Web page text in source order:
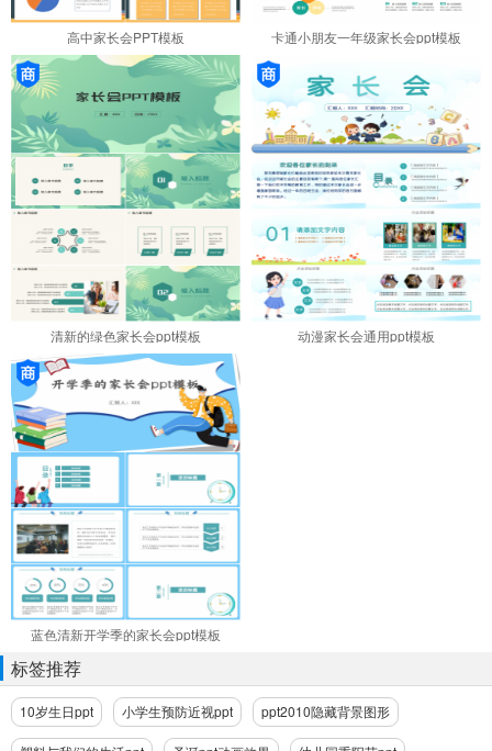
高中家长会PPT模板 卡通小朋友一年级家长会ppt模板
清新的绿色家长会ppt模板 动漫家长会通用ppt模板
蓝色清新开学季的家长会ppt模板
标签推荐
10岁生日ppt 小学生预防近视ppt ppt2010隐藏背景图形